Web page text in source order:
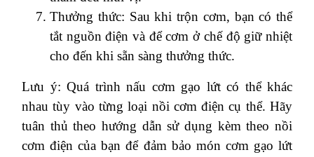
Thưởng thức: Sau khi trộn cơm, bạn có thể
tắt nguồn điện và để cơm ở chế độ giữ nhiệt
cho đến khi sẵn sàng thưởng thức.
Lưu ý: Quá trình nấu cơm gạo lứt có thể khác
nhau tùy vào từng loại nồi cơm điện cụ thể. Hãy
tuân thủ theo hướng dẫn sử dụng kèm theo nồi
cơm điện của bạn để đảm bảo món cơm gạo lứt